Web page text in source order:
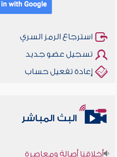
استرجاع الرمز السري
تسجيل عضو جديد
إعادة تفعيل حساب
البث المباشر